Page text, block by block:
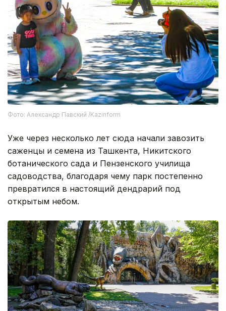
Фото: Александр Павский /Kazinform
Уже через несколько лет сюда начали завозить
саженцы и семена из Ташкента, Никитского
ботанического сада и Пензенского училища
садоводства, благодаря чему парк постепенно
превратился в настоящий дендрарий под
открытым небом.